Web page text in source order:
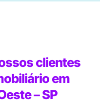
clientes
em
– SP